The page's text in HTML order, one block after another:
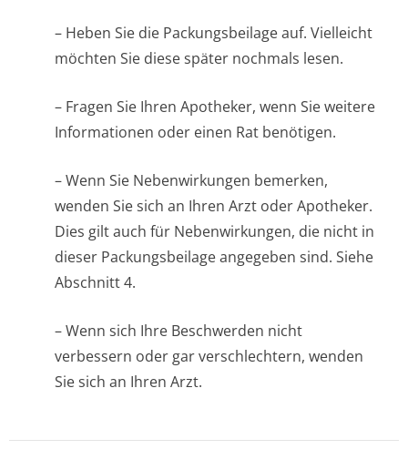
– Heben Sie die Packungsbeilage auf. Vielleicht
möchten Sie diese später nochmals lesen.
– Fragen Sie Ihren Apotheker, wenn Sie weitere
Informationen oder einen Rat benötigen.
– Wenn Sie Nebenwirkungen bemerken,
wenden Sie sich an Ihren Arzt oder Apotheker.
Dies gilt auch für Nebenwirkungen, die nicht in
dieser Packungsbeilage angegeben sind. Siehe
Abschnitt 4.
– Wenn sich Ihre Beschwerden nicht
verbessern oder gar verschlechtern, wenden
Sie sich an Ihren Arzt.